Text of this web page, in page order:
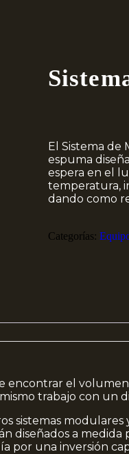
El Sistema de
espuma
espera en el
temperatura,
dando como
Categorías:
encontrar el
trabajo con un
sistemas
diseñados a medida
por una inversión